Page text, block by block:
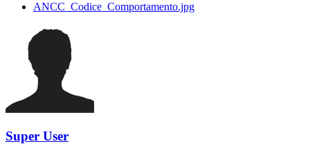
ANCC_Codice_Comportamento.jpg
Super User